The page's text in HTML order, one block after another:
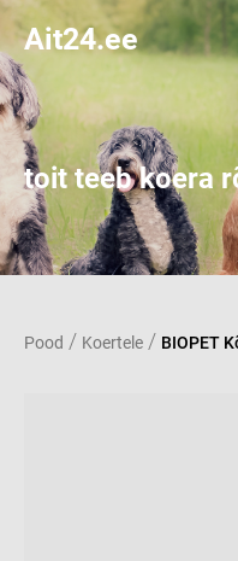
Ait24.ee
toit teeb koera
Pood / Koertele / BIOPET